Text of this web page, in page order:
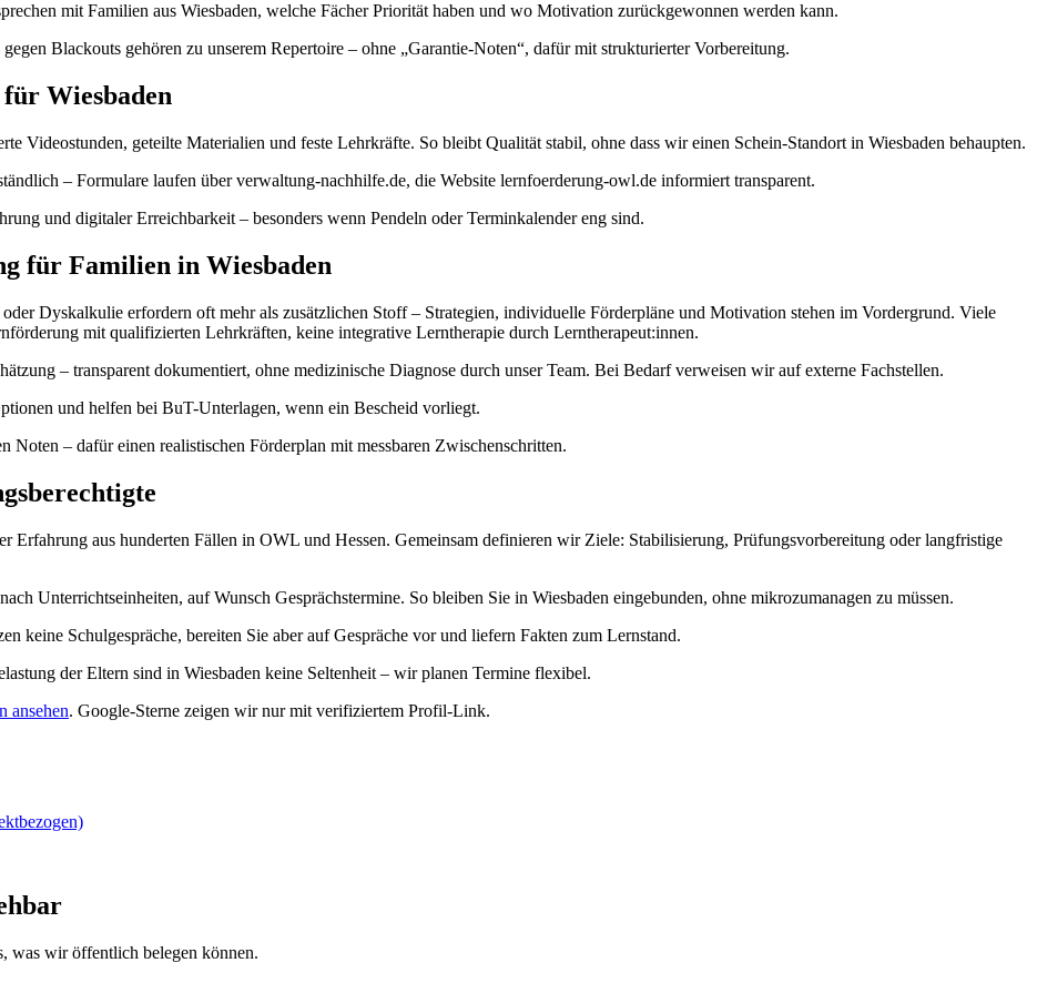
mit Familien aus Wiesbaden, welche Fächer Priorität haben und wo Motivation zurückgewonnen werden kann.
Blackouts gehören zu unserem Repertoire – ohne „Garantie-Noten“, dafür mit strukturierter Vorbereitung.
Wiesbaden
Videostunden, geteilte Materialien und feste Lehrkräfte. So bleibt Qualität stabil, ohne dass wir einen Schein-Standort in Wiesbaden behaupten.
– Formulare laufen über verwaltung-nachhilfe.de, die Website lernfoerderung-owl.de informiert transparent.
und digitaler Erreichbarkeit – besonders wenn Pendeln oder Terminkalender eng sind.
für Familien in Wiesbaden
Dyskalkulie erfordern oft mehr als zusätzlichen Stoff – Strategien, individuelle Förderpläne und Motivation stehen im Vordergrund. Viele
mit qualifizierten Lehrkräften, keine integrative Lerntherapie durch Lerntherapeut:innen.
– transparent dokumentiert, ohne medizinische Diagnose durch unser Team. Bei Bedarf verweisen wir auf externe Fachstellen.
und helfen bei BuT-Unterlagen, wenn ein Bescheid vorliegt.
– dafür einen realistischen Förderplan mit messbaren Zwischenschritten.
Erfahrung aus hunderten Fällen in OWL und Hessen. Gemeinsam definieren wir Ziele: Stabilisierung, Prüfungsvorbereitung oder langfristige
Unterrichtseinheiten, auf Wunsch Gesprächstermine. So bleiben Sie in Wiesbaden eingebunden, ohne mikrozumanagen zu müssen.
keine Schulgespräche, bereiten Sie aber auf Gespräche vor und liefern Fakten zum Lernstand.
der Eltern sind in Wiesbaden keine Seltenheit – wir planen Termine flexibel.
ansehen. Google-Sterne zeigen wir nur mit verifiziertem Profil-Link.
was wir öffentlich belegen können.